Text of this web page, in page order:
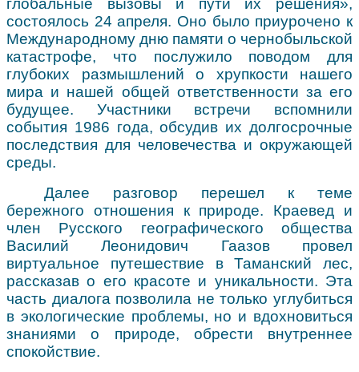
состоялось 24 апреля. Оно было приурочено к
Международному дню памяти о чернобыльской
катастрофе, что послужило поводом для
глубоких размышлений о хрупкости нашего
мира и нашей общей ответственности за его
будущее. Участники встречи вспомнили
события 1986 года, обсудив их долгосрочные
последствия для человечества и окружающей
среды.
Далее разговор перешел к теме
бережного отношения к природе. Краевед и
член Русского географического общества
Василий Леонидович Гаазов провел
виртуальное путешествие в Таманский лес,
рассказав о его красоте и уникальности. Эта
часть диалога позволила не только углубиться
в экологические проблемы, но и вдохновиться
знаниями о природе, обрести внутреннее
спокойствие.